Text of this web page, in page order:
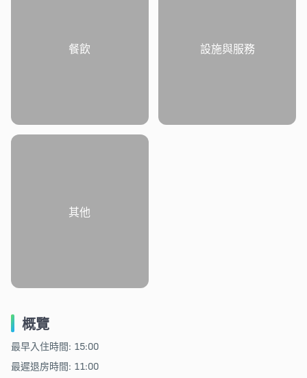
餐飲 設施與服務
其他
概覽
最早入住時間: 15:00
最遲退房時間: 11:00